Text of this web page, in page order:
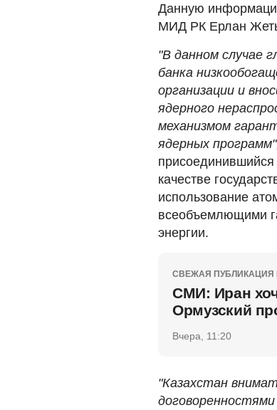
Данную
МИД РК Ерлан
"В данном случае
банка
организации и
ядерного
механизмом
ядерных
присоединившийся
качестве
использование
всеобъемлющими
энергии.
СВЕЖАЯ ПУБЛИКАЦИЯ
СМИ: Иран
Ормузский
Вчера, 11:20
"Казахстан